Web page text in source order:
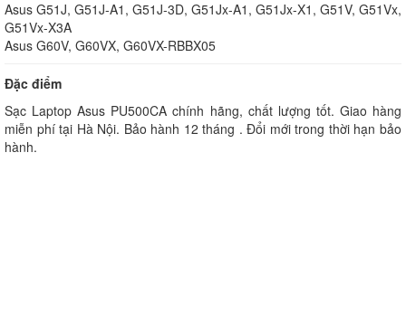
Asus G51J, G51J-A1, G51J-3D, G51Jx-A1, G51Jx-X1, G51V, G51Vx,
G51Vx-X3A
Asus G60V, G60VX, G60VX-RBBX05
Đặc điểm
Sạc Laptop Asus PU500CA chính hãng, chất lượng tốt. Giao hàng
miễn phí tại Hà Nội. Bảo hành 12 tháng . Đổi mới trong thời hạn bảo
hành.